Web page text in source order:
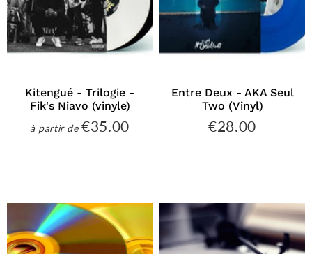
Kitengué - Trilogie -
Fik's Niavo (vinyle)
à partir dePrix
€35.00
Entre Deux - AKA Seul
Two (Vinyl)
Prix
€28.00